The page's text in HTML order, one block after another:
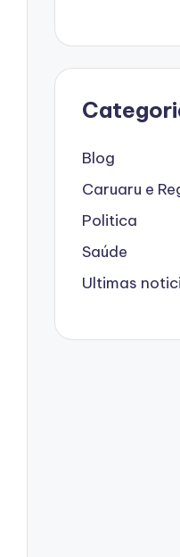
Blog
Caruaru e
Politica
Saúde
Ultimas